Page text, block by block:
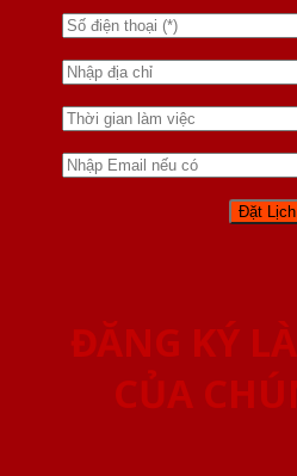
ĐĂNG KÝ
CỦA